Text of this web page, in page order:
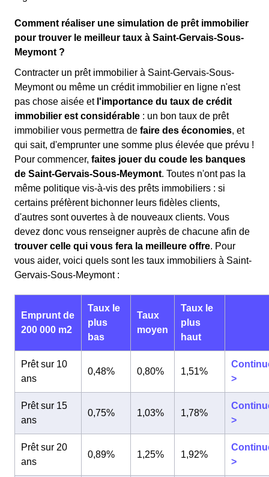
Comment réaliser une simulation de prêt immobilier
pour trouver le meilleur taux à Saint-Gervais-Sous-
Meymont ?
Contracter un prêt immobilier à Saint-Gervais-Sous-
Meymont ou même un crédit immobilier en ligne n'est
pas chose aisée et l'importance du taux de crédit
immobilier est considérable : un bon taux de prêt
immobilier vous permettra de faire des économies, et
qui sait, d'emprunter une somme plus élevée que prévu !
Pour commencer, faites jouer du coude les banques
de Saint-Gervais-Sous-Meymont. Toutes n'ont pas la
même politique vis-à-vis des prêts immobiliers : si
certains préfèrent bichonner leurs fidèles clients,
d'autres sont ouvertes à de nouveaux clients. Vous
devez donc vous renseigner auprès de chacune afin de
trouver celle qui vous fera la meilleure offre. Pour
vous aider, voici quels sont les taux immobiliers à Saint-
Gervais-Sous-Meymont :
Emprunt de
200 000 m2
Taux le
plus
bas
Taux
moyen
Taux le
plus
haut
Prêt sur 10
ans
0,48% 0,80% 1,51%
>
Prêt sur 15
ans
0,75% 1,03% 1,78%
>
Prêt sur 20
ans
0,89% 1,25% 1,92%
>